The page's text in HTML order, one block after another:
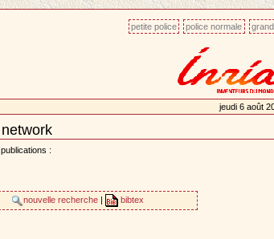
petite police police normale
jeudi 6 août
:
nouvelle recherche bibtex